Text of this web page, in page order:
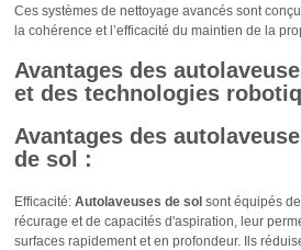
Ces systèmes de nettoyage avancés sont
la cohérence et l’efficacité du maintien de la
Avantages des
et des technologies
Avantages des
de sol :
Efficacité:Autolaveuses de sol sont équipés
récurage et de capacités d'aspiration, leur
surfaces rapidement et en profondeur. Ils